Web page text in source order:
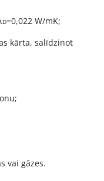
D=0,022 W/mK;
kārta, salīdzinot
vai gāzes.